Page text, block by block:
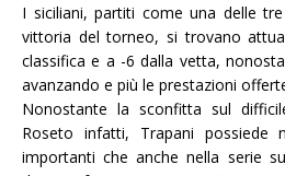
I siciliani, partiti come una delle
vittoria del torneo, si trovano
classifica e a -6 dalla vetta,
avanzando e più le prestazioni
Nonostante la sconfitta sul
Roseto infatti, Trapani possiede
importanti che anche nella serie